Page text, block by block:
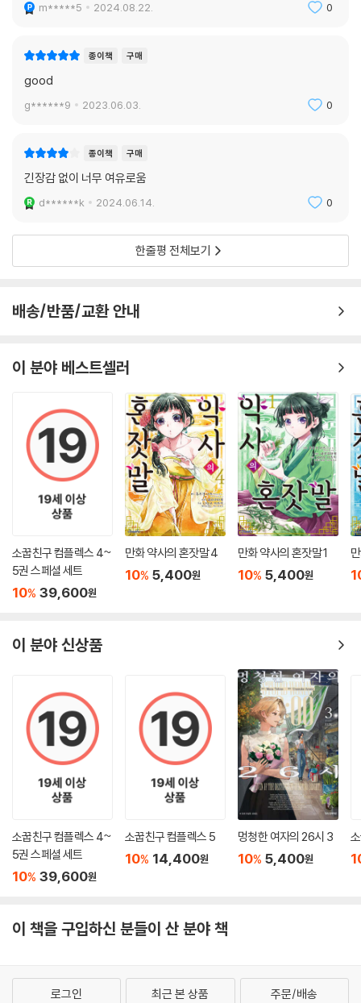
m*****5 2024.08.22. 0
종이책 구매
good
g******9 2023.06.03. 0
종이책 구매
긴장감 없이 너무 여유로움
d******k 2024.06.14. 0
한줄평 전체보기
배송/반품/교환 안내
이 분야 베스트셀러
소꿉친구 컴플렉스 4~
5권 스페셜 세트
10% 39,600원
만화 약사의 혼잣말 4
10% 5,400원
만화 약사의 혼잣말 1
10% 5,400원
이 분야 신상품
소꿉친구 컴플렉스 4~
5권 스페셜 세트
10% 39,600원
소꿉친구 컴플렉스 5
10% 14,400원
멍청한 여자의 26시 3
10% 5,400원
이 책을 구입하신 분들이 산 분야 책
로그인 최근 본 상품 주문/배송